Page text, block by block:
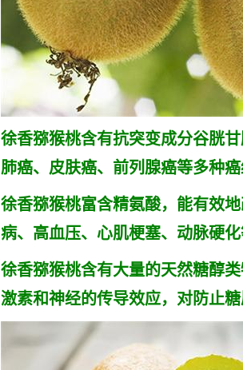
徐香猕猴桃含有抗突变成分谷胱
肺癌、皮肤癌、前列腺癌等多种
徐香猕猴桃富含精氨酸，能有效
病、高血压、心肌梗塞、动脉硬
徐香猕猴桃含有大量的天然糖醇
激素和神经的传导效应，对防止